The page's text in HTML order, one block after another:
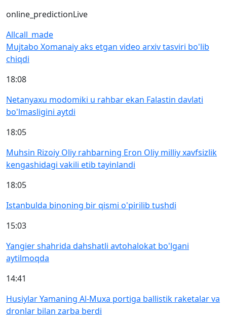
online_predictionLive
Allcall_made
Mujtabo Xomanaiy aks etgan video arxiv tasviri bo'lib
chiqdi
18:08
Netanyaxu modomiki u rahbar ekan Falastin davlati
bo'lmasligini aytdi
18:05
Muhsin Rizoiy Oliy rahbarning Eron Oliy milliy xavfsizlik
kengashidagi vakili etib tayinlandi
18:05
Istanbulda binoning bir qismi o'pirilib tushdi
15:03
Yangier shahrida dahshatli avtohalokat bo'lgani
aytilmoqda
14:41
Husiylar Yamaning Al-Muxa portiga ballistik raketalar va
dronlar bilan zarba berdi